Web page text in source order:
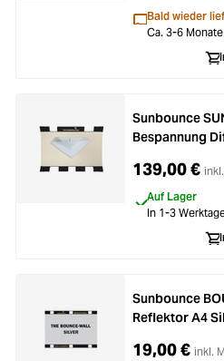
Bald wieder
Ca. 3-6
Sunbounce
Bespannung
139,00 €
Auf Lager
In 1-3
Sunbounce
Reflektor A4
19,00 € inkl.